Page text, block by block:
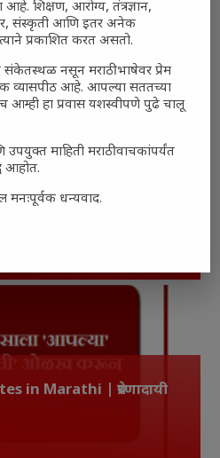
Suvichar
Suvichar
in Marathi | प्रेरणादायी
शिक्षण, आरोग्य, तंत्रज्ञान,
संस्कृती आणि इतर अनेक
प्रकाशित करत असतो.
नसून मराठी भाषेवर प्रेम
व्यासपीठ आहे. आपल्या सततच्या
आम्ही हा प्रवास यशस्वीपणे पुढे चालू
उपयुक्त माहिती मराठी वाचकांपर्यंत
आहोत.
मनःपूर्वक धन्यवाद.